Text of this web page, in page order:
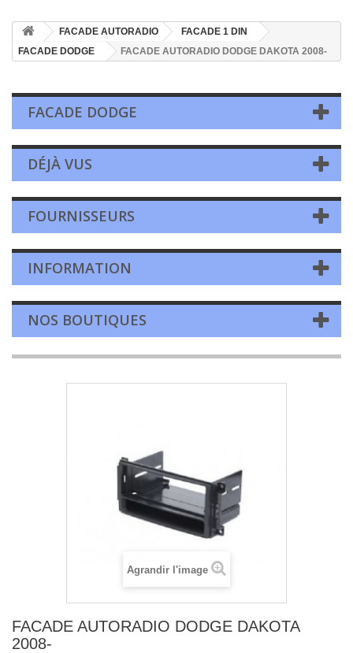
FACADE AUTORADIO
FACADE 1 DIN
FACADE DODGE
FACADE AUTORADIO DODGE DAKOTA 2008-
FACADE DODGE
DÉJÀ VUS
FOURNISSEURS
INFORMATION
NOS BOUTIQUES
Agrandir l'image
FACADE AUTORADIO DODGE DAKOTA
2008-